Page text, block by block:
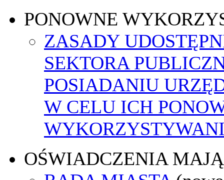
PONOWNE
ZASADY
SEKTORA
POSIADANIU
W CELU ICH
OŚWIADCZENIA